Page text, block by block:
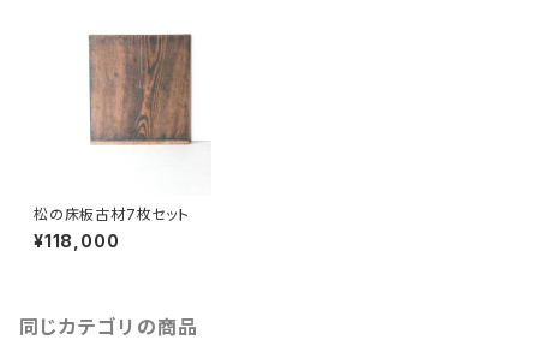
松の床板古材7枚セット
¥118,000
同じカテゴリの商品